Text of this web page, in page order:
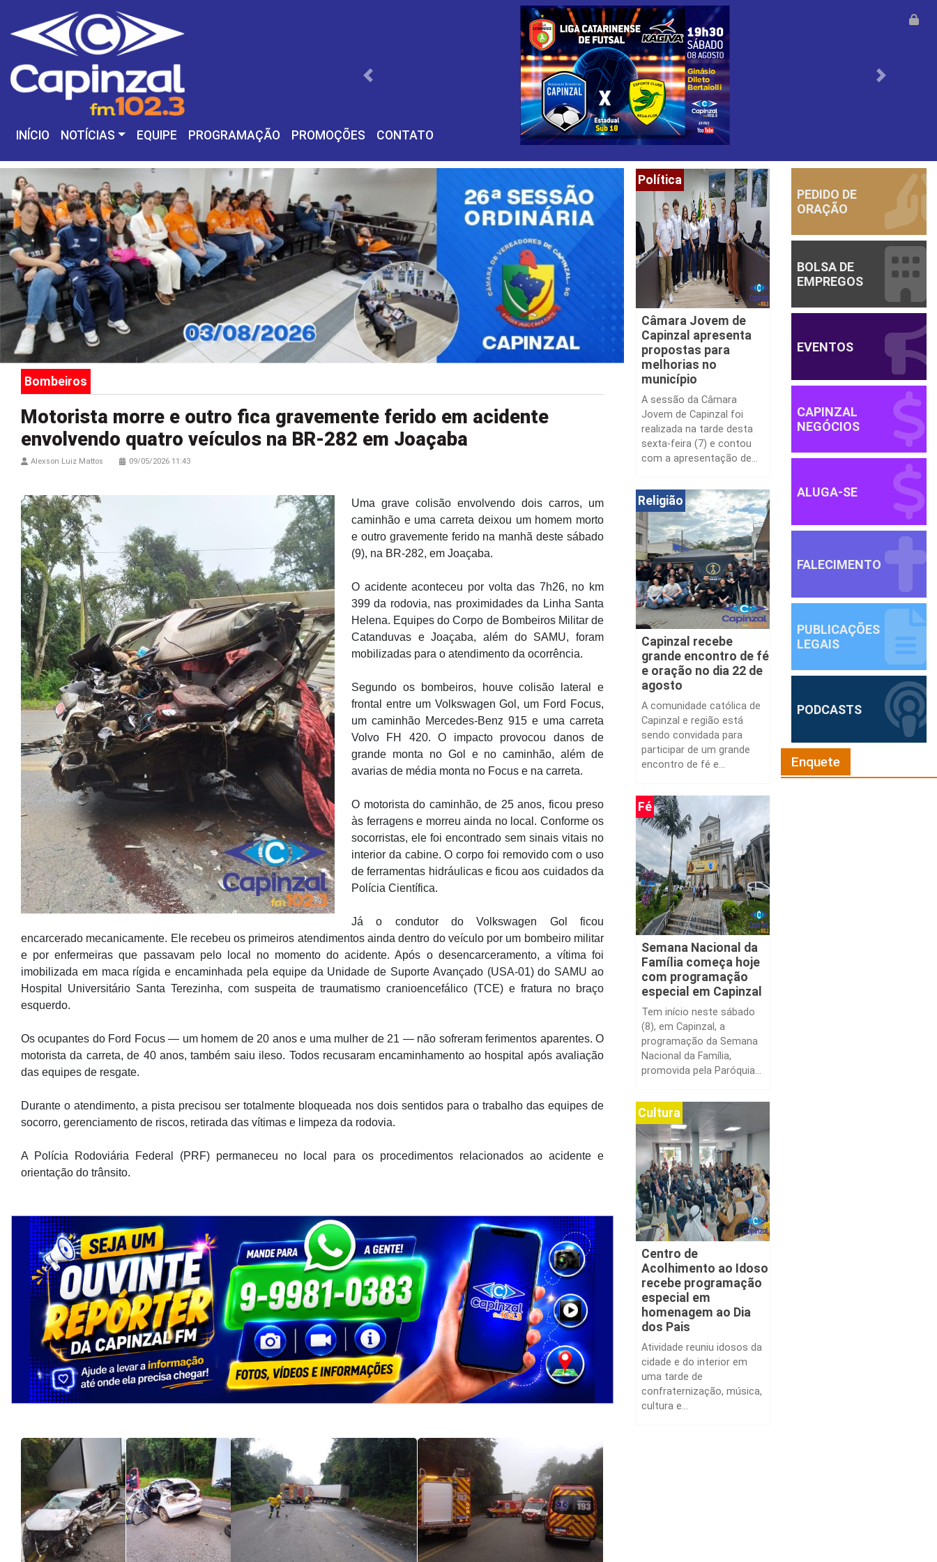
INÍCIO NOTÍCIAS EQUIPE PROGRAMAÇÃO PROMOÇÕES CONTATO
Próximo Anterior
Bombeiros
Motorista morre e outro fica gravemente ferido em acidente
envolvendo quatro veículos na BR-282 em Joaçaba
Alexson Luiz Mattos 09/05/2026 11:43
Uma grave colisão envolvendo dois carros, um
caminhão e uma carreta deixou um homem morto
e outro gravemente ferido na manhã deste sábado
(9), na BR-282, em Joaçaba.
O acidente aconteceu por volta das 7h26, no km
399 da rodovia, nas proximidades da Linha Santa
Helena. Equipes do Corpo de Bombeiros Militar de
Catanduvas e Joaçaba, além do SAMU, foram
mobilizadas para o atendimento da ocorrência.
Segundo os bombeiros, houve colisão lateral e
frontal entre um Volkswagen Gol, um Ford Focus,
um caminhão Mercedes-Benz 915 e uma carreta
Volvo FH 420. O impacto provocou danos de
grande monta no Gol e no caminhão, além de
avarias de média monta no Focus e na carreta.
O motorista do caminhão, de 25 anos, ficou preso
às ferragens e morreu ainda no local. Conforme os
socorristas, ele foi encontrado sem sinais vitais no
interior da cabine. O corpo foi removido com o uso
de ferramentas hidráulicas e ficou aos cuidados da
Polícia Científica.
Já o condutor do Volkswagen Gol ficou
encarcerado mecanicamente. Ele recebeu os primeiros atendimentos ainda dentro do veículo por um bombeiro militar
e por enfermeiras que passavam pelo local no momento do acidente. Após o desencarceramento, a vítima foi
imobilizada em maca rígida e encaminhada pela equipe da Unidade de Suporte Avançado (USA-01) do SAMU ao
Hospital Universitário Santa Terezinha, com suspeita de traumatismo cranioencefálico (TCE) e fratura no braço
esquerdo.
Os ocupantes do Ford Focus — um homem de 20 anos e uma mulher de 21 — não sofreram ferimentos aparentes. O
motorista da carreta, de 40 anos, também saiu ileso. Todos recusaram encaminhamento ao hospital após avaliação
das equipes de resgate.
Durante o atendimento, a pista precisou ser totalmente bloqueada nos dois sentidos para o trabalho das equipes de
socorro, gerenciamento de riscos, retirada das vítimas e limpeza da rodovia.
A Polícia Rodoviária Federal (PRF) permaneceu no local para os procedimentos relacionados ao acidente e
orientação do trânsito.
Política
Câmara Jovem de
Capinzal apresenta
propostas para
melhorias no
município
A sessão da Câmara
Jovem de Capinzal foi
realizada na tarde desta
sexta-feira (7) e contou
com a apresentação de...
Religião
Capinzal recebe
grande encontro de fé
e oração no dia 22 de
agosto
A comunidade católica de
Capinzal e região está
sendo convidada para
participar de um grande
encontro de fé e...
Fé
Semana Nacional da
Família começa hoje
com programação
especial em Capinzal
Tem início neste sábado
(8), em Capinzal, a
programação da Semana
Nacional da Família,
promovida pela Paróquia...
Cultura
Centro de
Acolhimento ao Idoso
recebe programação
especial em
homenagem ao Dia
dos Pais
Atividade reuniu idosos da
cidade e do interior em
uma tarde de
confraternização, música,
cultura e...
PEDIDO DE
ORAÇÃO
BOLSA DE
EMPREGOS
EVENTOS
CAPINZAL
NEGÓCIOS
ALUGA-SE
FALECIMENTO
PUBLICAÇÕES
LEGAIS
PODCASTS
Enquete